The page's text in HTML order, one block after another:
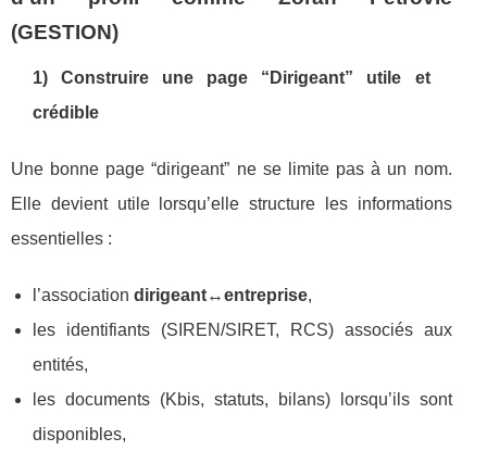
(GESTION)
1) Construire une page “Dirigeant” utile et
crédible
Une bonne page “dirigeant” ne se limite pas à un nom.
Elle devient utile lorsqu’elle structure les informations
essentielles :
l’association dirigeant↔entreprise,
les identifiants (SIREN/SIRET, RCS) associés aux
entités,
les documents (Kbis, statuts, bilans) lorsqu’ils sont
disponibles,